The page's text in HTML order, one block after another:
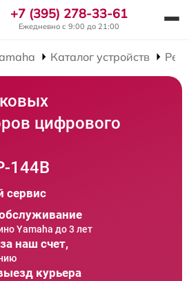
+7 (395) 278-33-61
Ежедневно с 9:00 до 21:00
Каталог устройств
цифрового
144B
сервис
Yamaha до 3 лет
наш счет,
курьера